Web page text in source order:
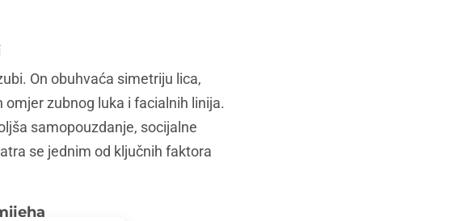
On obuhvaća simetriju lica,
zubnog luka i facialnih linija.
samopouzdanje, socijalne
se jednim od ključnih faktora